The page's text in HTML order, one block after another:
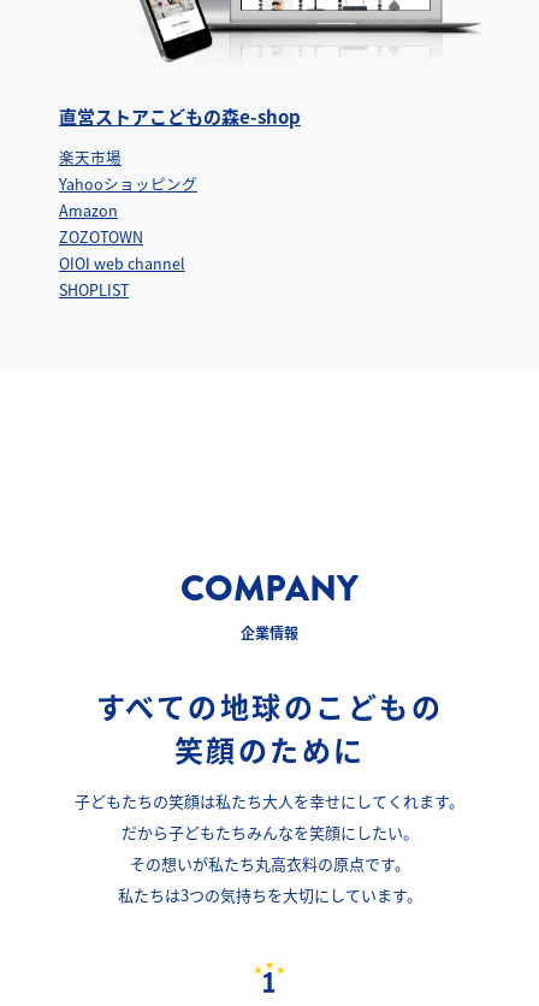
直営ストアこどもの森e-shop
楽天市場
Yahooショッピング
Amazon
ZOZOTOWN
OIOI web channel
SHOPLIST
COMPANY
企業情報
すべての地球のこどもの
笑顔のために
子どもたちの笑顔は私たち大人を幸せにしてくれます。
だから子どもたちみんなを笑顔にしたい。
その想いが私たち丸高衣料の原点です。
私たちは3つの気持ちを大切にしています。